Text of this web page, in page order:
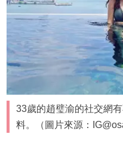
33歲的趙璧渝的社交網
料。（圖片來源：